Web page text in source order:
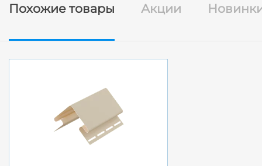
Похожие товары Акции